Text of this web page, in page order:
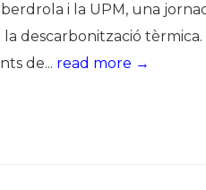
Organitzacions
Organitzacions
i la UPM, una
descarbonització tèrmica.
de... read more →